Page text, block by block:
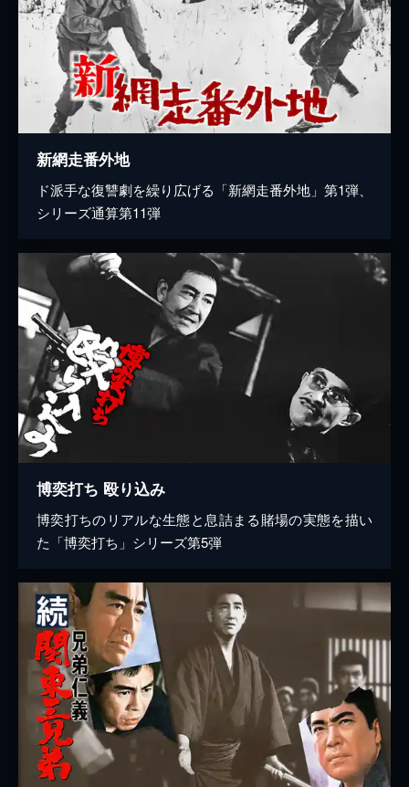
新網走番外地
ド派手な復讐劇を繰り広げる「新網走番外地」第1弾、
シリーズ通算第11弾
博奕打ち 殴り込み
博奕打ちのリアルな生態と息詰まる賭場の実態を描い
た「博奕打ち」シリーズ第5弾